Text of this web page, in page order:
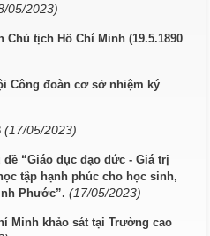
05/2023)
Chủ tịch Hồ Chí Minh (19.5.1890
Công đoàn cơ sở nhiệm ký
(17/05/2023)
“Giáo dục đạo đức - Giá trị
tập hạnh phúc cho học sinh,
Phước”. (17/05/2023)
Minh khảo sát tại Trường cao